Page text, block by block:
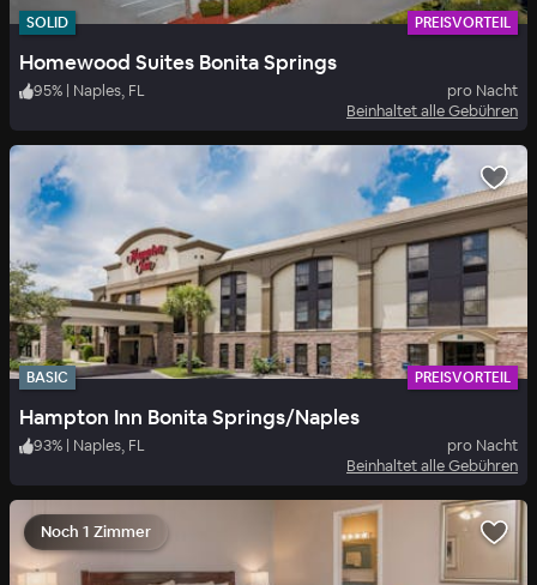
SOLID PREISVORTEIL
Homewood Suites Bonita Springs
95% | Naples, FL
pro Nacht
Beinhaltet alle Gebühren
BASIC PREISVORTEIL
Hampton Inn Bonita Springs/Naples
93% | Naples, FL
pro Nacht
Beinhaltet alle Gebühren
Noch 1 Zimmer